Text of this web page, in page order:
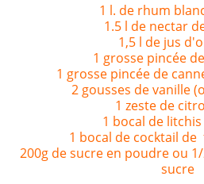
1 l. de rhum
1.5 l de nectar
1,5 l de jus
1 grosse pincée
1 grosse pincée de
2 gousses de vanille
1 zeste de
1 bocal de
1 bocal de cocktail
200g de sucre en poudre ou
sucre